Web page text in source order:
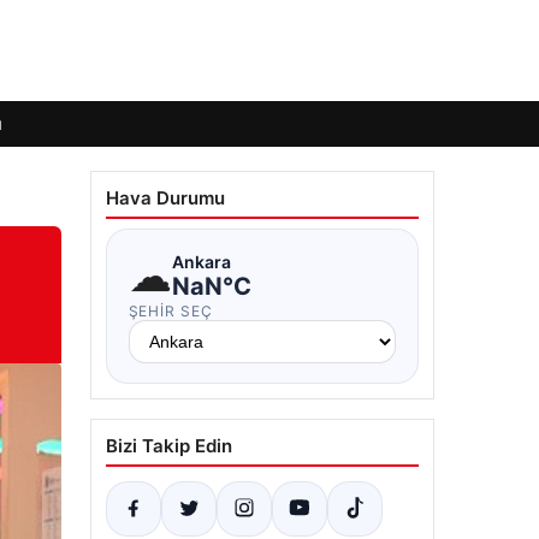
Hava Durumu
☁Ankara
NaN°C
ŞEHIR SEÇ
Bizi Takip Edin